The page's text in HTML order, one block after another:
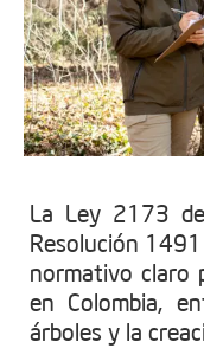
La Ley 2173
Resolución
normativo claro
en Colombia,
árboles y la